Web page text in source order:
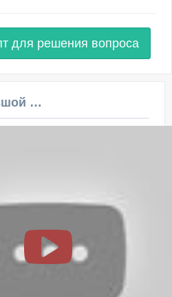
для решения вопроса
Полезный небольшой видеоурок по этой теме